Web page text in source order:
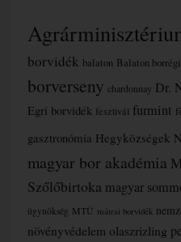
borvidék balaton Balaton
borverseny chardonnay Dr.
Egri borvidék fesztivál furmint
gasztronómia Hegyközségek
magyar bor akadémia
Szőlőbirtoka magyar
ügynökség MTÜ mátrai borvidék
növényvédelem olaszrizling